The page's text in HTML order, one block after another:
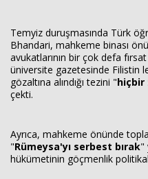
Temyiz duruşmasında Türk
Bhandari, mahkeme binası
avukatlarının bir çok defa
üniversite gazetesinde Filistin
gözaltına alındığı tezini "hiçbir
çekti.
Ayrıca, mahkeme önünde
"Rümeysa'yı serbest bırak"
hükümetinin göçmenlik